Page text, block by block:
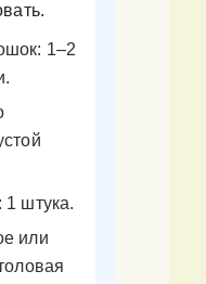
1–2
1 штука.
или